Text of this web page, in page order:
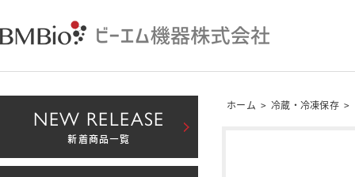
ホーム > 冷蔵・冷凍保存 >
NEW RELEASE
新着商品一覧